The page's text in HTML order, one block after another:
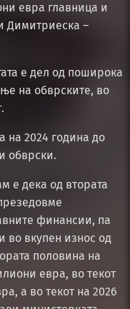
евра главница и
Димитриеска –
е дел од поширока
на обврските, во
на 2024 година до
обврски.
е дека од втората
финансии, па
во вкупен износ од
половина на
евра, во текот
а во текот на 2026